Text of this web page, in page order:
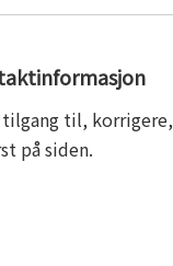
tilgang til,
på siden.